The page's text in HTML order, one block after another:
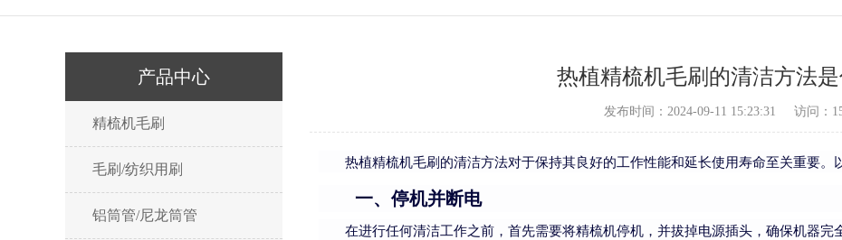
产品中心
精梳机毛刷
毛刷/纺织用刷
铝筒管/尼龙筒管
热植精梳机毛刷的清洁方法是
发布时间：2024-09-11 15:23:31 访问：
热植精梳机毛刷的清洁方法对于保持其良好的工作性能和延长使用寿命至关重要。
一、停机并断电
在进行任何清洁工作之前，首先需要将精梳机停机，并拔掉电源插头，确保机器